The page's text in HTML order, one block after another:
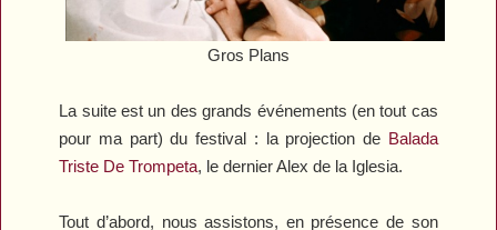
Gros Plans
La suite est un des grands événements (en tout cas
pour ma part) du festival : la projection de Balada
Triste De Trompeta, le dernier Alex de la Iglesia.
Tout d’abord, nous assistons, en présence de son